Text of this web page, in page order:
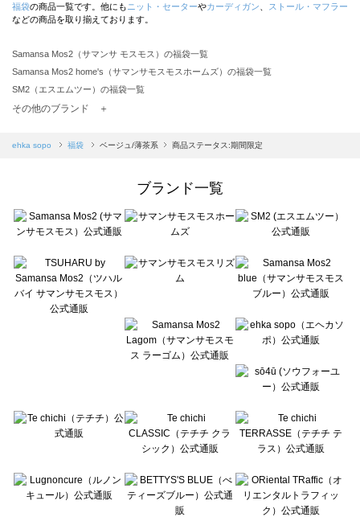
福袋の商品一覧です。他にも ニット・セーターやカーディガン
ストール・マフラー
などの商品を取り揃えております。
Samansa Mos2（サマンサ モスモス）の福袋一覧
Samansa Mos2 home's（サマンサモスモスホームズ）の福袋一覧
SM2（エスエムツー）の福袋一覧
TSUHARU by Samansa Mos2（ツハルバイサマンサモスモス）の福袋一覧
Samansa Mos2 blue（サマンサモスモス ブルー）の福袋一覧
sō4ū（ソウフォーユー）の福袋一覧
Te chichi（テチチ）の福袋一覧
Te chichi CLASSIC（テチチ クラシック）の福袋一覧
Lugnoncure（ルノンキュール）の福袋一覧
BETTY'S BLUE（べティーズブルー）の福袋一覧
Wpc.（ワールドパーティー）の福袋一覧
その他のブランド ＋
ehka sopo 福袋 ベージュ/薄茶系 商品ステータス:期間限定
ブランド一覧